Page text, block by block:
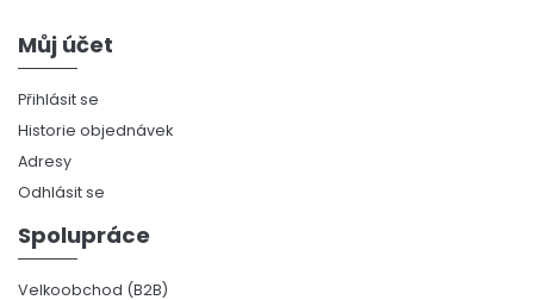
Můj účet
Přihlásit se
Historie objednávek
Adresy
Odhlásit se
Spolupráce
Velkoobchod (B2B)